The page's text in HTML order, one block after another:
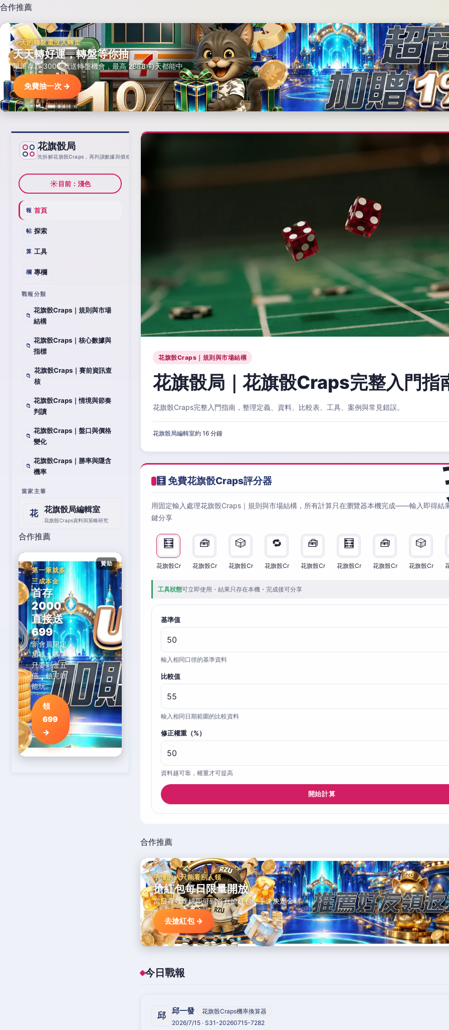
合作推薦
今天的轉盤還沒人轉走
天天轉好運，轉盤等你抽
單筆存款 3000 就送轉盤機會，最高 2888 每天都能中。
免費抽一次 →
花旗骰局
先拆解花旗骰Craps，再判讀數據與價格
☀目前：淺色
報 首頁
帖 探索
算 工具
欄 專欄
戰報分類
📁
花旗骰Craps｜規則與市場
結構
📁
花旗骰Craps｜核心數據與
指標
📁
花旗骰Craps｜賽前資訊查
核
📁
花旗骰Craps｜情境與節奏
判讀
📁
花旗骰Craps｜盤口與價格
變化
📁
花旗骰Craps｜勝率與隱含
機率
當家主筆
花 花旗骰局編輯室
花旗骰Craps資料與策略研究
合作推薦
贊助
第一筆就多
三成本金
首存
2000
直接送
699
新會員限定
加碼，碼量
只要彩金五
倍，領完就
能玩。
領
699
→
花旗骰Craps｜規則與市場結構
花旗骰局｜花旗骰Craps完整入門指
花旗骰Craps完整入門指南，整理定義、資料、比較表、工具、案例與常見錯誤。
花旗骰局編輯室約 16 分鐘
🧮 免費花旗骰Craps評分器
用固定輸入處理花旗骰Craps｜規則與市場結構，所有計算只在瀏覽器本機完成——輸入即得結
鍵分享
🧮
花旗骰Cr
🧰
花旗骰Cr
🎲
花旗骰Cr
🔁
花旗骰Cr
🧰
花旗骰Cr
🧮
花旗骰Cr
🧰
花旗骰Cr
🎲
花旗骰Cr
工具狀態可立即使用・結果只存在本機・完成後可分享
基準值
輸入相同口徑的基準資料
比較值
輸入相同日期範圍的比較資料
修正權重（%）
資料越可靠，權重才可提高
開始計算
合作推薦
手慢的人只能看別人領
搶紅包每日限量開放
當日存款達標即可到首頁搶紅包，手速決定金額。
去搶紅包 →
今日戰報
邱 邱一發
花旗骰Craps機率換算器
2026/7/15 · S31-20260715-7282